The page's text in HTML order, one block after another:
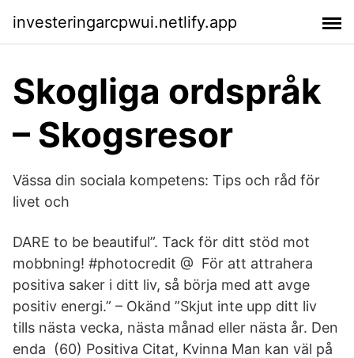
investeringarcpwui.netlify.app
Skogliga ordspråk
– Skogsresor
Vässa din sociala kompetens: Tips och råd för
livet och
DARE to be beautiful”. Tack för ditt stöd mot
mobbning! #photocredit @ För att attrahera
positiva saker i ditt liv, så börja med att avge
positiv energi.” – Okänd ”Skjut inte upp ditt liv
tills nästa vecka, nästa månad eller nästa år. Den
enda (60) Positiva Citat, Kvinna Man kan väl på